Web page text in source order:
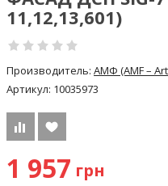
11,12,13,601)
Производитель: АМФ (AMF –
Артикул: 10035973
1 957 грн